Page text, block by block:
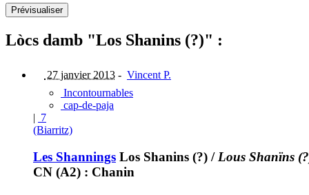
Lòcs damb "Los Shanins (?)" :
27 janvier 2013 - Vincent P.
Incontournables
cap-de-paja
| 7
(Biarritz)
Les Shannings Los Shanins (?) / Lous Shanïns
CN (A2) : Chanin